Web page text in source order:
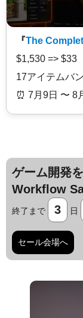
『The
$1,530 => $33
17アイテムバ
⏰️ 7月9日 〜 8
ゲーム開発
Workflow
終了まで 3 日
セール会場へ